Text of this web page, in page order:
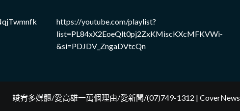
https://youtube.com/playlist?
list=PL84xX2EoeQlt0pj2ZxKMiscKXcMFKVWi-
&si=PDJDV_ZngaDVtcQn
竣宥多媒體/愛高雄一萬個理由/愛新聞/(07)749-1312 | CoverNews